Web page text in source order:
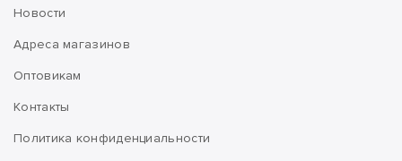
Новости
Адреса магазинов
Оптовикам
Контакты
Политика конфиденциальности